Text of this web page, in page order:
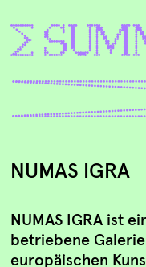
NUMAS IGRA
NUMAS IGRA ist
betriebene
europäischen